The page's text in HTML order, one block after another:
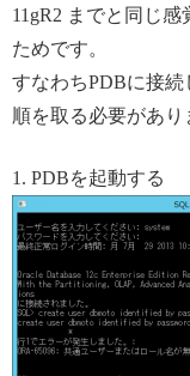
11gR2 までと同じ
ためです。
すなわちPDBに接
順を取る必要があり
1. PDBを起動する